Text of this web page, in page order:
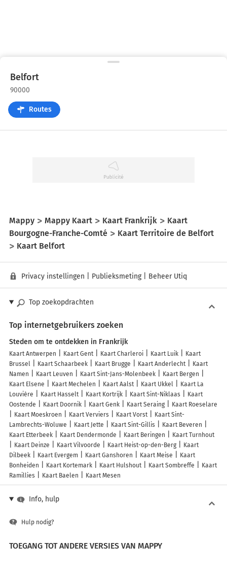
Belfort
90000
Routes
Mappy Mappy Kaart Kaart Frankrijk
Kaart
Bourgogne-Franche-Comté
Kaart Territoire de Belfort
Kaart Belfort
Privacy instellingen Publieksmeting| Beheer Utiq
Top zoekopdrachten
Top internetgebruikers zoeken
Steden om te ontdekken in Frankrijk
Kaart Antwerpen Kaart Gent Kaart Charleroi Kaart Luik
Kaart
Brussel
Kaart Schaarbeek Kaart Brugge Kaart Anderlecht
Kaart
Namen
Kaart Leuven Kaart Sint-Jans-Molenbeek
Kaart Bergen
Kaart Elsene
Kaart Mechelen Kaart Aalst Kaart Ukkel
Kaart La
Louvière
Kaart Hasselt Kaart Kortrijk Kaart Sint-Niklaas
Kaart
Oostende
Kaart Doornik Kaart Genk Kaart Seraing
Kaart Roeselare
Kaart Moeskroen
Kaart Verviers Kaart Vorst
Kaart Sint-
Lambrechts-Woluwe
Kaart Jette Kaart Sint-Gillis
Kaart Beveren
Kaart Etterbeek
Kaart Dendermonde Kaart Beringen
Kaart Turnhout
Kaart Deinze
Kaart Vilvoorde Kaart Heist-op-den-Berg
Kaart
Dilbeek
Kaart Evergem Kaart Ganshoren Kaart Meise
Kaart
Bonheiden
Kaart Kortemark Kaart Hulshout Kaart Sombreffe
Kaart
Ramillies
Kaart Baelen Kaart Mesen
Info, hulp
Hulp nodig?
TOEGANG TOT ANDERE VERSIES VAN MAPPY